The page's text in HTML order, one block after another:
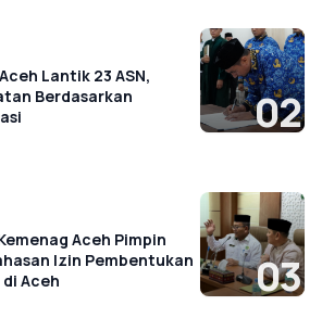
Lantik 23 ASN,
Berdasarkan
02
Aceh Pimpin
Izin Pembentukan
di Aceh
03